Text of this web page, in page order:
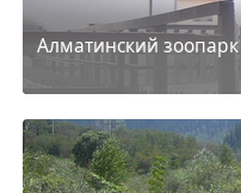
Алматинский зоопарк